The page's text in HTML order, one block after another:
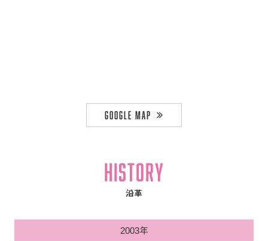
GOOGLE MAP
HISTORY
沿革
2003年